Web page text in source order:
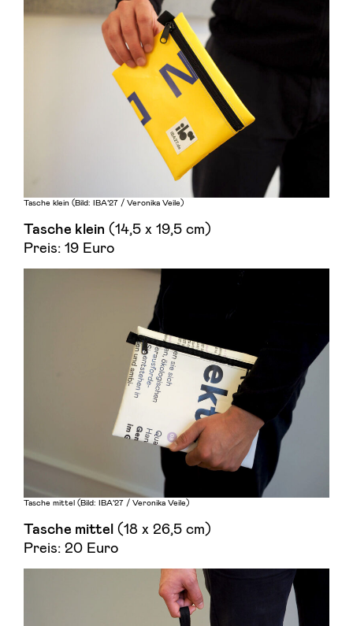
Tasche klein (Bild: IBA’27 / Veronika Veile)
Tasche klein (14,5 x 19,5 cm)
Preis: 19 Euro
Tasche mittel (Bild: IBA’27 / Veronika Veile)
Tasche mittel (18 x 26,5 cm)
Preis: 20 Euro